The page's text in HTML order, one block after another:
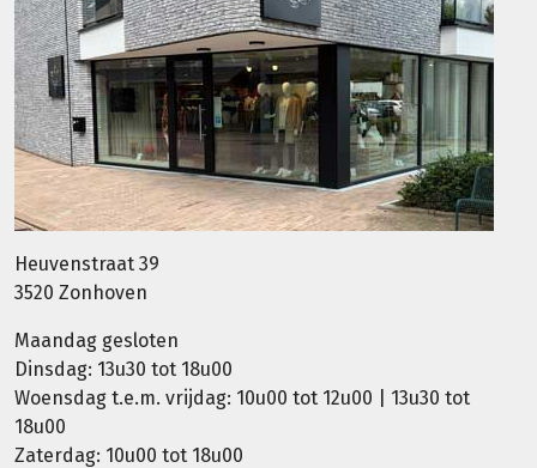
Heuvenstraat 39
3520 Zonhoven
Maandag gesloten
Dinsdag: 13u30 tot 18u00
Woensdag t.e.m. vrijdag: 10u00 tot 12u00 | 13u30 tot
18u00
Zaterdag: 10u00 tot 18u00